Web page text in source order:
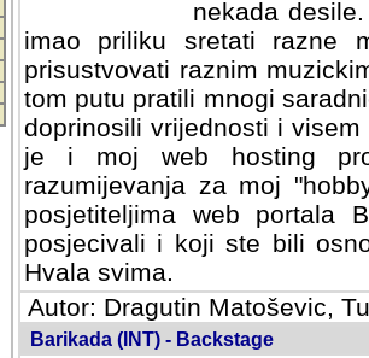
nekada
imao priliku sretati razne
prisustvovati raznim
tom putu pratili mnogi
doprinosili vrijednosti i
je i moj web hosting
razumijevanja za moj
posjetiteljima web portala
posjecivali i koji ste bili
Hvala svima.
Autor: Dragutin Matoševic,
Barikada (INT) - Backstage